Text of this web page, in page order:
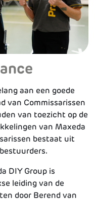
aan een goede
van Com­missarissen
van toezicht op de
van Maxeda
bestaat uit
DIY Group is
leiding van de
door Berend van